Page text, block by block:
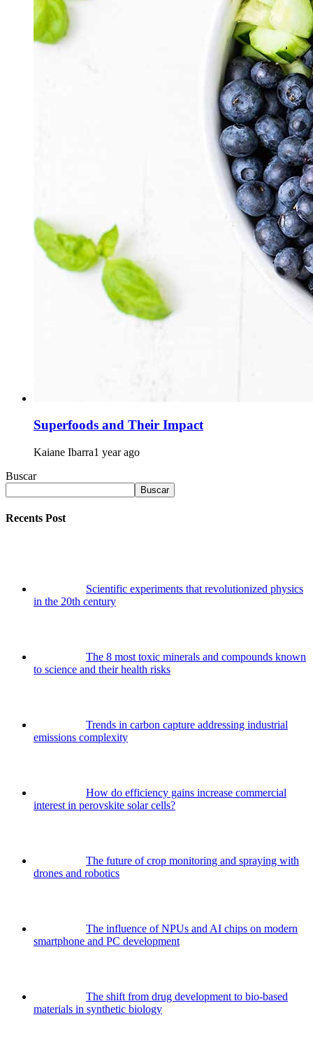
Superfoods and Their Impact
Kaiane Ibarra1 year ago
Buscar
Buscar
Recents Post
Scientific experiments that revolutionized physics
in the 20th century
The 8 most toxic minerals and compounds known
to science and their health risks
Trends in carbon capture addressing industrial
emissions complexity
How do efficiency gains increase commercial
interest in perovskite solar cells?
The future of crop monitoring and spraying with
drones and robotics
The influence of NPUs and AI chips on modern
smartphone and PC development
The shift from drug development to bio-based
materials in synthetic biology